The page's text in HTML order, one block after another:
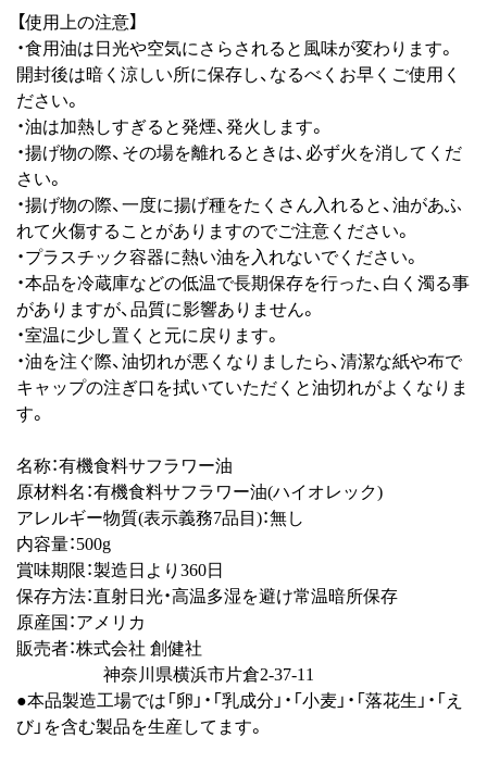
【使用上の注意】
・食用油は日光や空気にさらされると風味が変わります。
開封後は暗く涼しい所に保存し、なるべくお早くご使用く
ださい。
・油は加熱しすぎると発煙、発火します。
・揚げ物の際、その場を離れるときは、必ず火を消してくだ
さい。
・揚げ物の際、一度に揚げ種をたくさん入れると、油があふ
れて火傷することがありますのでご注意ください。
・プラスチック容器に熱い油を入れないでください。
・本品を冷蔵庫などの低温で長期保存を行った、白く濁る事
がありますが、品質に影響ありません。
・室温に少し置くと元に戻ります。
・油を注ぐ際、油切れが悪くなりましたら、清潔な紙や布で
キャップの注ぎ口を拭いていただくと油切れがよくなりま
す。
名称：有機食料サフラワー油
原材料名：有機食料サフラワー油(ハイオレック)
アレルギー物質(表示義務7品目)：無し
内容量：500g
賞味期限：製造日より360日
保存方法：直射日光・高温多湿を避け常温暗所保存
原産国：アメリカ
販売者：株式会社 創健社
神奈川県横浜市片倉2-37-11
●本品製造工場では「卵」・「乳成分」・「小麦」・「落花生」・「え
び」を含む製品を生産してます。